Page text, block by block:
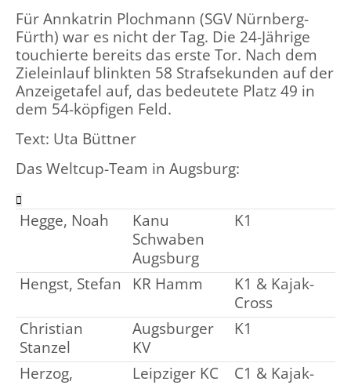
Für Annkatrin Plochmann (SGV Nürnberg-
Fürth) war es nicht der Tag. Die 24-Jährige
touchierte bereits das erste Tor. Nach dem
Zieleinlauf blinkten 58 Strafsekunden auf der
Anzeigetafel auf, das bedeutete Platz 49 in
dem 54-köpfigen Feld.
Text: Uta Büttner
Das Weltcup-Team in Augsburg:

Hegge, Noah
Kanu
Schwaben
Augsburg
K1
Hengst, Stefan KR Hamm
K1 & Kajak-
Cross
Christian
Stanzel
Augsburger
KV
K1
Herzog,
Leipziger KC
C1 & Kajak-